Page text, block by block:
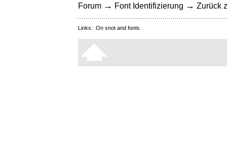
Forum → Font Identifizierung → Zurück
Links: On snot and fonts